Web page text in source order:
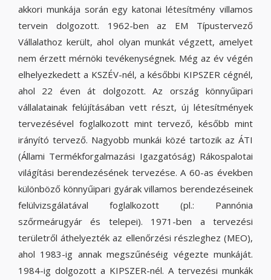
akkori munkája során egy katonai létesítmény villamos
tervein dolgozott. 1962-ben az EM Típustervező
Vállalathoz került, ahol olyan munkát végzett, amelyet
nem érzett mérnöki tevékenységnek. Még az év végén
elhelyezkedett a KSZÉV-nél, a későbbi KIPSZER cégnél,
ahol 22 éven át dolgozott. Az ország könnyűipari
vállalatainak felújításában vett részt, új létesítmények
tervezésével foglalkozott mint tervező, később mint
irányító tervező. Nagyobb munkái közé tartozik az ÁTI
(Állami Termékforgalmazási Igazgatóság) Rákospalotai
világítási berendezésének tervezése. A 60-as években
különböző könnyűipari gyárak villamos berendezéseinek
felülvizsgálatával foglalkozott (pl.: Pannónia
szőrmeárugyár és telepei). 1971-ben a tervezési
területről áthelyezték az ellenőrzési részleghez (MEO),
ahol 1983-ig annak megszűnéséig végezte munkáját.
1984-ig dolgozott a KIPSZER-nél. A tervezési munkák